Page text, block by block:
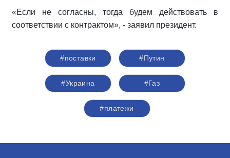
«Если не согласны, тогда будем действовать в
соответствии с контрактом», - заявил президент.
#поставки #Путин
#Украина #Газ
#платежи